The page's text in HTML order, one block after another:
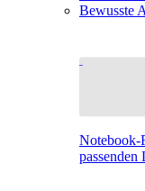
Bewusste
Notebook-
passenden